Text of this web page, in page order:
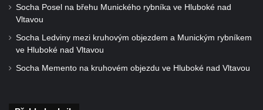
Kašna „Hlavy“ před Magistrátem v Teplicích
Kašna na náměstí Tomáše Garrigue
Masaryka ve Vejprtech
Fontána před kolonádou Rudolfova a
Socha Posel na břehu Munického rybníka ve Hluboké nad
Vltavou
Socha Ledviny mezi kruhovým objezdem a Munickým rybníkem
ve Hluboké nad Vltavou
Socha Memento na kruhovém objezdu ve Hluboké nad Vltavou